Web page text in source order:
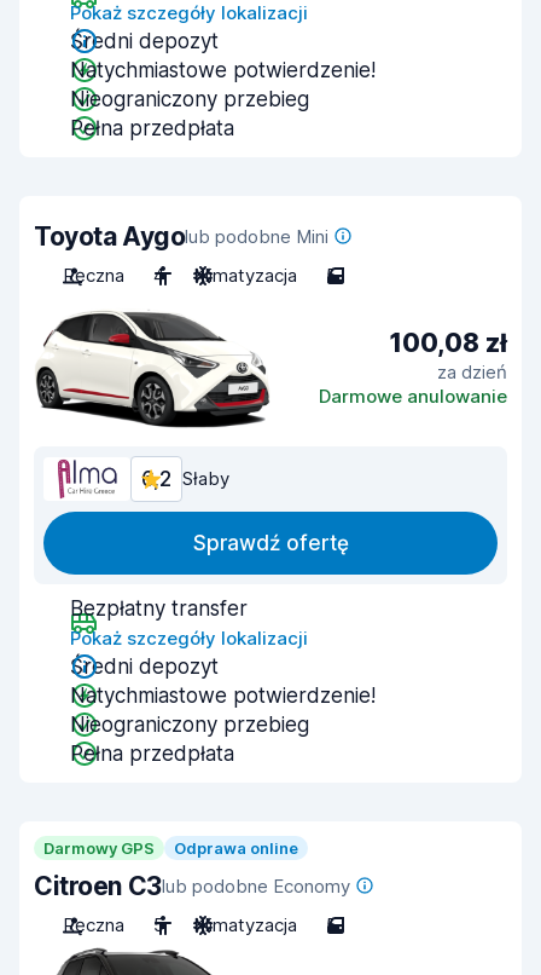
Pokaż szczegóły lokalizacji
Średni depozyt
Natychmiastowe potwierdzenie!
Nieograniczony przebieg
Pełna przedpłata
Toyota Aygolub podobne Mini
Ręczna
4 Klimatyzacja 5
100,08 zł
za dzień
Darmowe anulowanie
6,2 Słaby
Sprawdź ofertę
Bezpłatny transfer
Pokaż szczegóły lokalizacji
Średni depozyt
Natychmiastowe potwierdzenie!
Nieograniczony przebieg
Pełna przedpłata
Darmowy GPS Odprawa online
Citroen C3lub podobne Economy
Ręczna
5 Klimatyzacja 5